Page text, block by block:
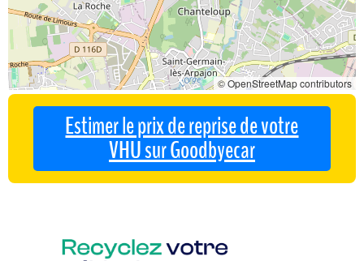
© OpenStreetMap contributors
Estimer le prix de reprise de votre
VHU sur Goodbyecar